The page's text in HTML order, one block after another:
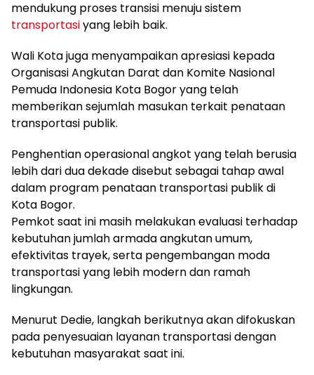
mendukung proses transisi menuju sistem
transportasiyang lebih baik.
Wali Kota juga menyampaikan apresiasi kepada
Organisasi Angkutan Darat dan Komite Nasional
Pemuda Indonesia Kota Bogor yang telah
memberikan sejumlah masukan terkait penataan
transportasi publik.
Penghentian operasional angkot yang telah berusia
lebih dari dua dekade disebut sebagai tahap awal
dalam program penataan transportasi publik di
Kota Bogor.
Pemkot saat ini masih melakukan evaluasi terhadap
kebutuhan jumlah armada angkutan umum,
efektivitas trayek, serta pengembangan moda
transportasi yang lebih modern dan ramah
lingkungan.
Menurut Dedie, langkah berikutnya akan difokuskan
pada penyesuaian layanan transportasi dengan
kebutuhan masyarakat saat ini.